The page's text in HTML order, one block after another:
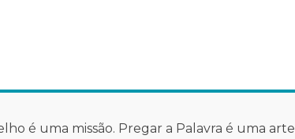
é uma missão. Pregar a Palavra é uma